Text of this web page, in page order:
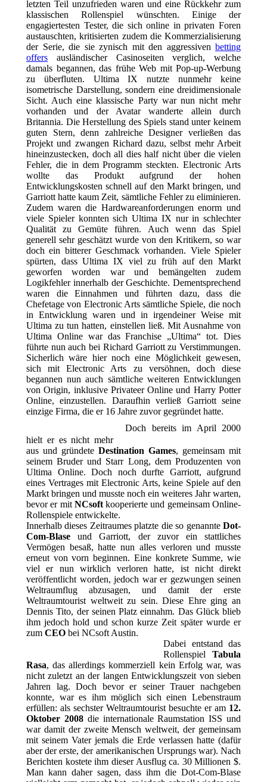
letzten Teil unzufrieden waren und eine Rückkehr zum
klassischen Rollenspiel wünschten. Einige der
engagiertesten Tester, die sich online in privaten Foren
austauschten, kritisierten zudem die Kommerzialisierung
der Serie, die sie zynisch mit den aggressiven betting
offers ausländischer Casinoseiten verglich, welche
damals begannen, das frühe Web mit Pop-up-Werbung
zu überfluten. Ultima IXnutzte nunmehr keine
isometrische Darstellung, sondern eine dreidimensionale
Sicht. Auch eine klassische Party war nun nicht mehr
vorhanden und der Avatar wanderte allein durch
Britannia. Die Herstellung des Spiels stand unter keinem
guten Stern, denn zahlreiche Designer verließen das
Projekt und zwangen Richard dazu, selbst mehr Arbeit
hineinzustecken, doch all dies half nicht über die vielen
Fehler, die in dem Programm steckten. Electronic Arts
wollte das Produkt aufgrund der hohen
Entwicklungskosten schnell auf den Markt bringen, und
Garriott hatte kaum Zeit, sämtliche Fehler zu eliminieren.
Zudem waren die Hardwareanforderungen enorm und
viele Spieler konnten sich Ultima IX nur in schlechter
Qualität zu Gemüte führen. Auch wenn das Spiel
generell sehr geschätzt wurde von den Kritikern, so war
doch ein bitterer Geschmack vorhanden. Viele Spieler
spürten, dass Ultima IX viel zu früh auf den Markt
geworfen worden war und bemängelten zudem
Logikfehler innerhalb der Geschichte. Dementsprechend
waren die Einnahmen und führten dazu, dass die
Chefetage von Electronic Arts sämtliche Spiele, die noch
in Entwicklung waren und in irgendeiner Weise mit
Ultima zu tun hatten, einstellen ließ. Mit Ausnahme von
Ultima Online war das Franchise „Ultima“ tot. Dies
führte nun auch bei Richard Garriott zu Verstimmungen.
Sicherlich wäre hier noch eine Möglichkeit gewesen,
sich mit Electronic Arts zu versöhnen, doch diese
begannen nun auch sämtliche weiteren Entwicklungen
von Origin, inklusive Privateer Online und Harry Potter
Online, einzustellen. Daraufhin verließ Garriott seine
einzige Firma, die er 16 Jahre zuvor gegründet hatte.
Doch bereits im April 2000
hielt er es nicht mehr
aus und gründete Destination Games, gemeinsam mit
seinem Bruder und Starr Long, dem Produzenten von
Ultima Online. Doch noch durfte Garriott, aufgrund
eines Vertrages mit Electronic Arts, keine Spiele auf den
Markt bringen und musste noch ein weiteres Jahr warten,
bevor er mit NCsoftkooperierte und gemeinsam Online-
Rollenspiele entwickelte.
Innerhalb dieses Zeitraumes platzte die so genannte Dot-
Com-Blase und Garriott, der zuvor ein stattliches
Vermögen besaß, hatte nun alles verloren und musste
erneut von vorn beginnen. Eine konkrete Summe, wie
viel er nun wirklich verloren hatte, ist nicht direkt
veröffentlicht worden, jedoch war er gezwungen seinen
Weltraumflug abzusagen, und damit der erste
Weltraumtourist weltweit zu sein. Diese Ehre ging an
Dennis Tito, der seinen Platz einnahm. Das Glück blieb
ihm jedoch hold und schon kurze Zeit später wurde er
zum CEO bei NCsoft Austin.
Dabei entstand das
Rollenspiel Tabula
Rasa, das allerdings kommerziell kein Erfolg war, was
nicht zuletzt an der langen Entwicklungszeit von sieben
Jahren lag. Doch bevor er seiner Trauer nachgeben
konnte, war es ihm möglich sich einen Lebenstraum
erfüllen: als sechster Weltraumtourist besuchte er am 12.
Oktober 2008die internationale Raumstation ISS und
war damit der zweite Mensch weltweit, der gemeinsam
mit seinem Vater jemals die Erde verlassen hatte (dafür
aber der erste, der amerikanischen Ursprungs war). Nach
Berichten kostete ihm dieser Ausflug ca. 30 Millionen $.
Man kann daher sagen, dass ihm die Dot-Com-Blase